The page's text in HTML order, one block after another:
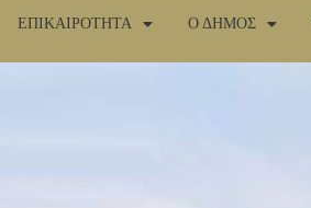
ΕΠΙΚΑΙΡΟΤΗΤΑ Ο ΔΗΜΟΣ